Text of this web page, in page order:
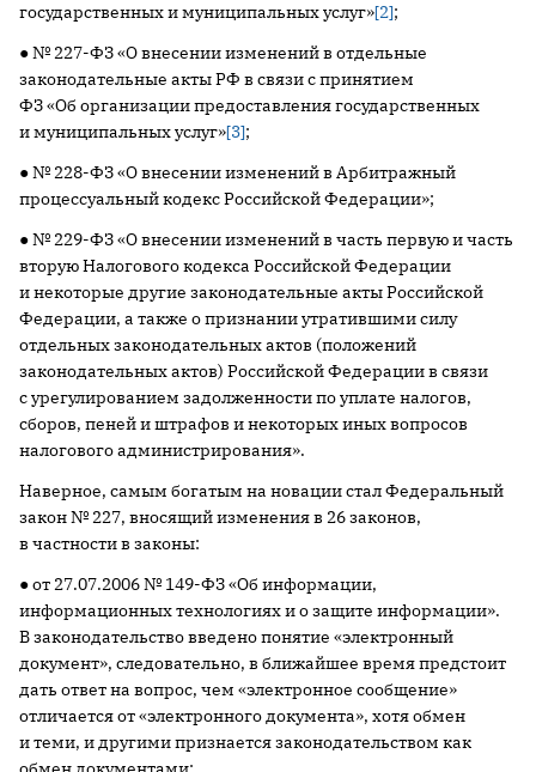
государственных и муниципальных услуг»[2];
● № 227-ФЗ «О внесении изменений в отдельные
законодательные акты РФ в связи с принятием
ФЗ «Об организации предоставления государственных
и муниципальных услуг»[3];
● № 228-ФЗ «О внесении изменений в Арбитражный
процессуальный кодекс Российской Федерации»;
● № 229-ФЗ «О внесении изменений в часть первую и часть
вторую Налогового кодекса Российской Федерации
и некоторые другие законодательные акты Российской
Федерации, а также о признании утратившими силу
отдельных законодательных актов (положений
законодательных актов) Российской Федерации в связи
с урегулированием задолженности по уплате налогов,
сборов, пеней и штрафов и некоторых иных вопросов
налогового администрирования».
Наверное, самым богатым на новации стал Федеральный
закон № 227, вносящий изменения в 26 законов,
в частности в законы:
● от 27.07.2006 № 149-ФЗ «Об информации,
информационных технологиях и о защите информации».
В законодательство введено понятие «электронный
документ», следовательно, в ближайшее время предстоит
дать ответ на вопрос, чем «электронное сообщение»
отличается от «электронного документа», хотя обмен
и теми, и другими признается законодательством как